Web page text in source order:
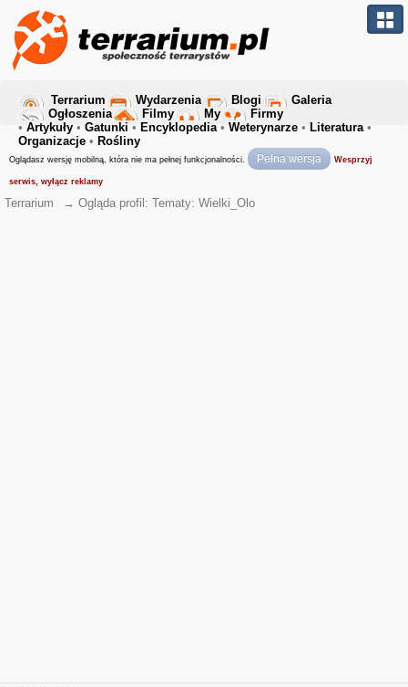
Terrarium Wydarzenia Blogi
Galeria
Ogłoszenia
Filmy My
Firmy
• Artykuły • Gatunki • Encyklopedia• Weterynarze • Literatura•
Organizacje • Rośliny
Oglądasz wersję mobilną, która nie ma pełnej funkcjonalności. Pełna wersja Wesprzyj
serwis, wyłącz reklamy
Terrarium → Ogląda profil: Tematy: Wielki_Olo